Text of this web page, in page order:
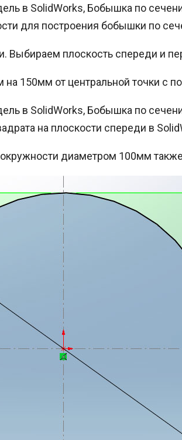
для построения бобышки по
Выбираем плоскость спереди и
150мм от центральной точки с
на плоскости спереди в
диаметром 100мм также